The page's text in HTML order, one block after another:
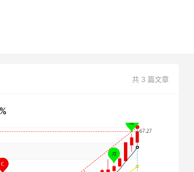
共 3 篇文章